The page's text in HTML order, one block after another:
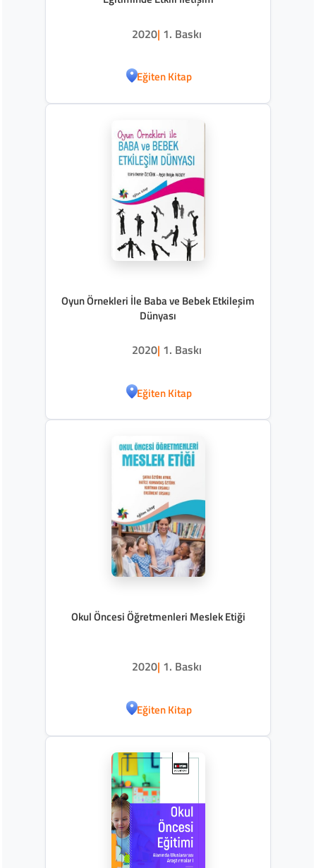
2020| 1. Baskı
Eğiten Kitap
Oyun Örnekleri İle Baba ve Bebek Etkileşim
Dünyası
2020| 1. Baskı
Eğiten Kitap
Okul Öncesi Öğretmenleri Meslek Etiği
2020| 1. Baskı
Eğiten Kitap